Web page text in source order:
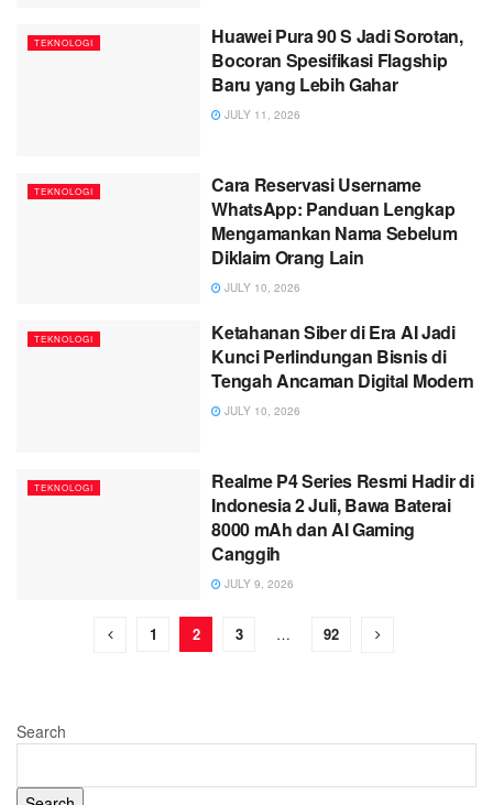
TEKNOLOGI
Huawei Pura 90 S Jadi Sorotan,
Bocoran Spesifikasi Flagship
Baru yang Lebih Gahar
JULY 11, 2026
TEKNOLOGI
Cara Reservasi Username
WhatsApp: Panduan Lengkap
Mengamankan Nama Sebelum
Diklaim Orang Lain
JULY 10, 2026
TEKNOLOGI
Ketahanan Siber di Era AI Jadi
Kunci Perlindungan Bisnis di
Tengah Ancaman Digital Modern
JULY 10, 2026
TEKNOLOGI
Realme P4 Series Resmi Hadir di
Indonesia 2 Juli, Bawa Baterai
8000 mAh dan AI Gaming
Canggih
JULY 9, 2026
1 2 3 … 92
Search